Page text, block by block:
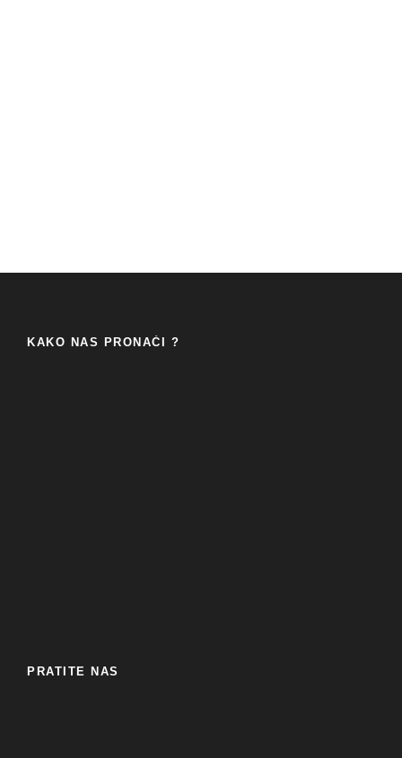
KAKO NAS PRONAĆI ?
PRATITE NAS